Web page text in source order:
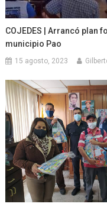
COJEDES | Arrancó plan
municipio Pao
15 agosto, 2023